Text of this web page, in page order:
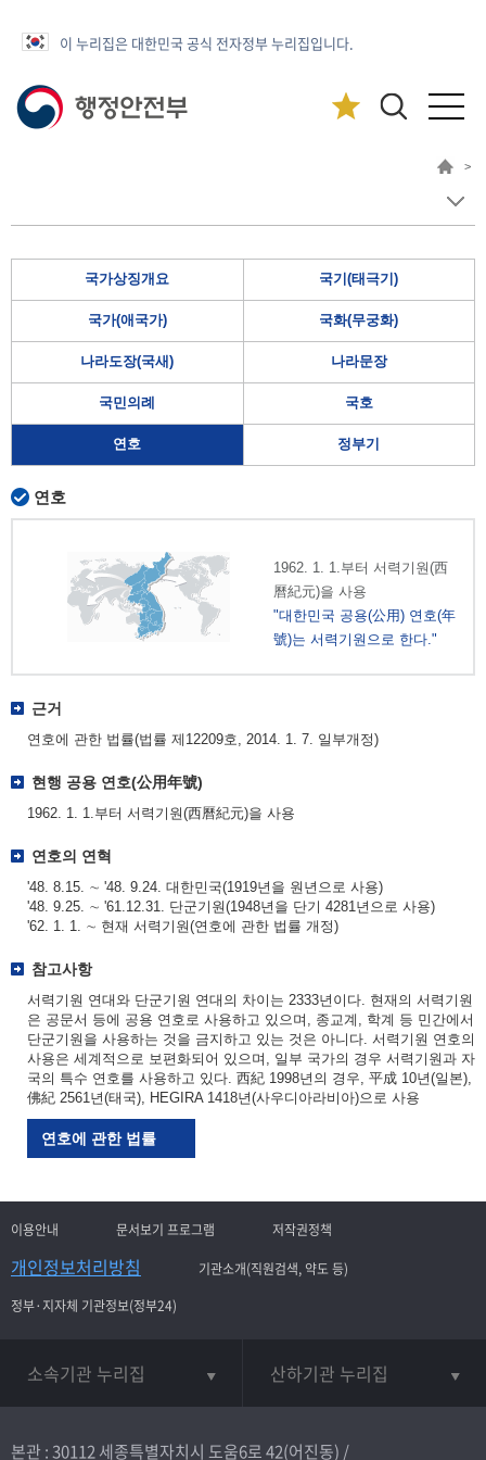
이 누리집은 대한민국 공식 전자정부 누리집입니다.
>
국가상징개요 국기(태극기)
국가(애국가) 국화(무궁화)
나라도장(국새) 나라문장
국민의례 국호
연호 정부기
연호
1962. 1. 1.부터 서력기원(西
曆紀元)을 사용
"대한민국 공용(公用) 연호(年
號)는 서력기원으로 한다."
근거
연호에 관한 법률(법률 제12209호, 2014. 1. 7. 일부개정)
현행 공용 연호(公用年號)
1962. 1. 1.부터 서력기원(西曆紀元)을 사용
연호의 연혁
'48. 8.15. ∼ '48. 9.24. 대한민국(1919년을 원년으로 사용)
'48. 9.25. ∼ '61.12.31. 단군기원(1948년을 단기 4281년으로 사용)
'62. 1. 1. ∼ 현재 서력기원(연호에 관한 법률 개정)
참고사항
서력기원 연대와 단군기원 연대의 차이는 2333년이다. 현재의 서력기원
은 공문서 등에 공용 연호로 사용하고 있으며, 종교계, 학계 등 민간에서
단군기원을 사용하는 것을 금지하고 있는 것은 아니다. 서력기원 연호의
사용은 세계적으로 보편화되어 있으며, 일부 국가의 경우 서력기원과 자
국의 특수 연호를 사용하고 있다. 西紀 1998년의 경우, 平成 10년(일본),
佛紀 2561년(태국), HEGIRA 1418년(사우디아라비아)으로 사용
연호에 관한 법률
이용안내 문서보기 프로그램 저작권정책
개인정보처리방침
기관소개(직원검색, 약도 등)
정부·지자체 기관정보(정부24)
소속기관 누리집 산하기관 누리집
본관 : 30112 세종특별자치시 도움6로 42(어진동) /